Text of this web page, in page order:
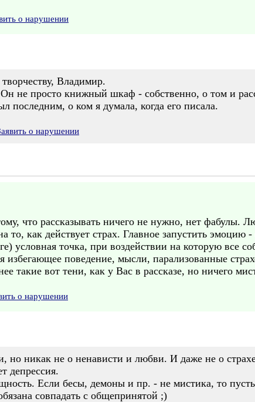
о нарушении
Владимир.
не просто книжный шкаф - собственно, о том и
последним, о ком я думала, когда его писала.
о нарушении
что рассказывать ничего не нужно, нет фабулы.
то, как действует страх. Главное запустить
условная точка, при воздействии на которую все
избегающее поведение, мысли, парализованные
такие вот тени, как у Вас в рассказе, но ничего
о нарушении
но никак не о ненависти и любви. И даже не о
депрессия.
Если бесы, демоны и пр. - не мистика, то
совпадать с общепринятой ;)